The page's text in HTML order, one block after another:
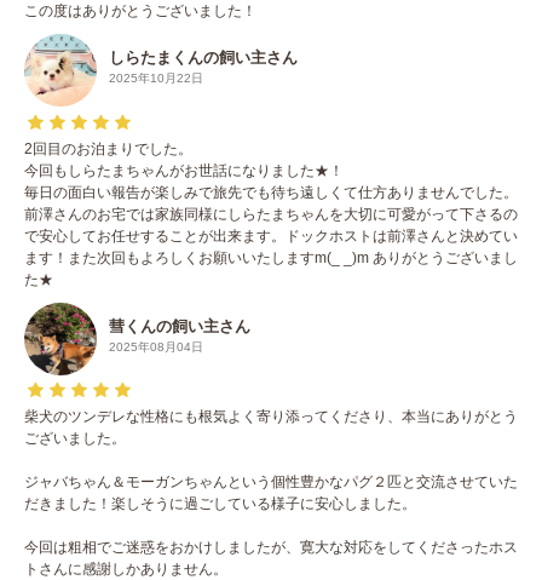
この度はありがとうございました！
しらたまくんの飼い主さん
2025年10月22日
2回目のお泊まりでした。
今回もしらたまちゃんがお世話になりました★！
毎日の面白い報告が楽しみで旅先でも待ち遠しくて仕方ありませんでした。
前澤さんのお宅では家族同様にしらたまちゃんを大切に可愛がって下さるの
で安心してお任せすることが出来ます。ドックホストは前澤さんと決めてい
ます！また次回もよろしくお願いいたしますm(_ _)m ありがとうございまし
た★
彗くんの飼い主さん
2025年08月04日
柴犬のツンデレな性格にも根気よく寄り添ってくださり、本当にありがとう
ございました。
ジャバちゃん＆モーガンちゃんという個性豊かなパグ２匹と交流させていた
だきました！楽しそうに過ごしている様子に安心しました。
今回は粗相でご迷惑をおかけしましたが、寛大な対応をしてくださったホス
トさんに感謝しかありません。